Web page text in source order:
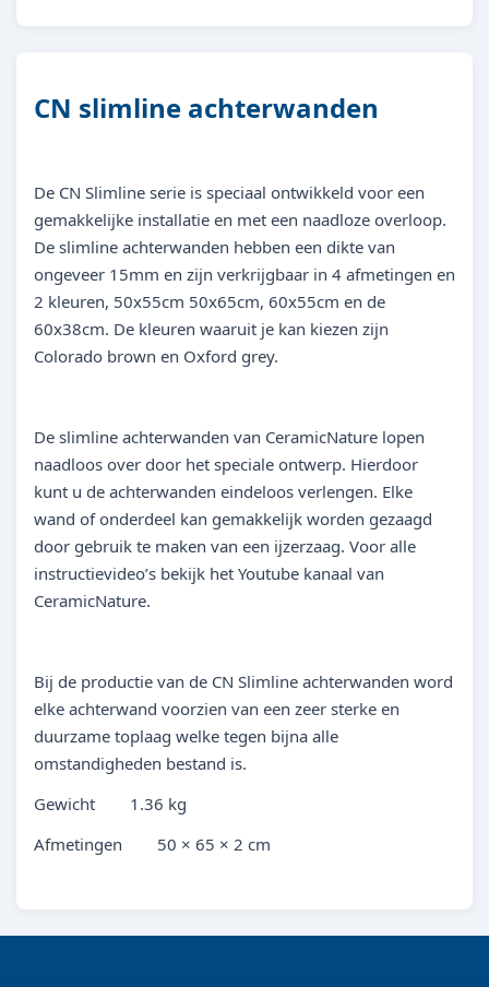
CN slimline achterwanden
De CN Slimline serie is speciaal ontwikkeld voor een
gemakkelijke installatie en met een naadloze overloop.
De slimline achterwanden hebben een dikte van
ongeveer 15mm en zijn verkrijgbaar in 4 afmetingen en
2 kleuren, 50x55cm 50x65cm, 60x55cm en de
60x38cm. De kleuren waaruit je kan kiezen zijn
Colorado brown en Oxford grey.
De slimline achterwanden van CeramicNature lopen
naadloos over door het speciale ontwerp. Hierdoor
kunt u de achterwanden eindeloos verlengen. Elke
wand of onderdeel kan gemakkelijk worden gezaagd
door gebruik te maken van een ijzerzaag. Voor alle
instructievideo’s bekijk het Youtube kanaal van
CeramicNature.
Bij de productie van de CN Slimline achterwanden word
elke achterwand voorzien van een zeer sterke en
duurzame toplaag welke tegen bijna alle
omstandigheden bestand is.
Gewicht 1.36 kg
Afmetingen 50 × 65 × 2 cm